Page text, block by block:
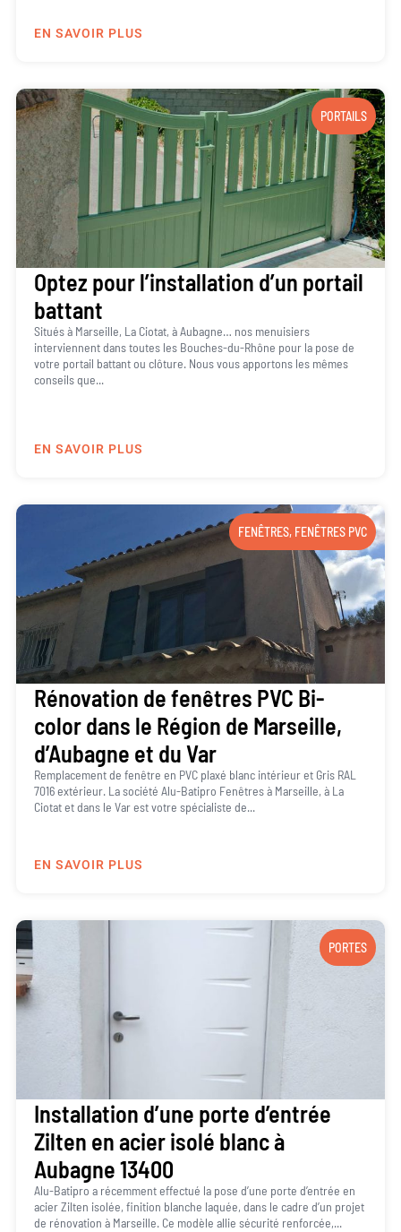
EN SAVOIR PLUS
PORTAILS
Optez pour l’installation d’un portail
battant
Situés à Marseille, La Ciotat, à Aubagne… nos menuisiers
interviennent dans toutes les Bouches-du-Rhône pour la pose de
votre portail battant ou clôture. Nous vous apportons les mêmes
conseils que...
EN SAVOIR PLUS
FENÊTRES, FENÊTRES PVC
Rénovation de fenêtres PVC Bi-
color dans le Région de Marseille,
d’Aubagne et du Var
Remplacement de fenêtre en PVC plaxé blanc intérieur et Gris RAL
7016 extérieur. La société Alu-Batipro Fenêtres à Marseille, à La
Ciotat et dans le Var est votre spécialiste de...
EN SAVOIR PLUS
PORTES
Installation d’une porte d’entrée
Zilten en acier isolé blanc à
Aubagne 13400
Alu-Batipro a récemment effectué la pose d’une porte d’entrée en
acier Zilten isolée, finition blanche laquée, dans le cadre d’un projet
de rénovation à Marseille. Ce modèle allie sécurité renforcée,...